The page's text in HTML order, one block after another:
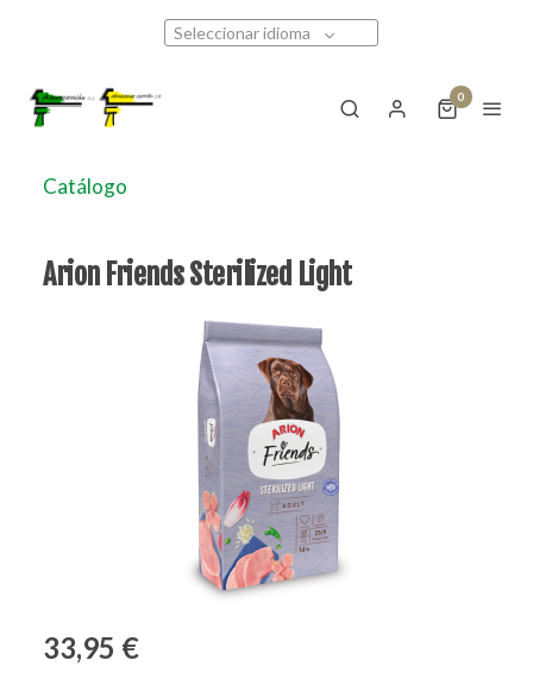
Seleccionar idioma
0
Catálogo
Arion Friends Sterilized Light
33,95 €